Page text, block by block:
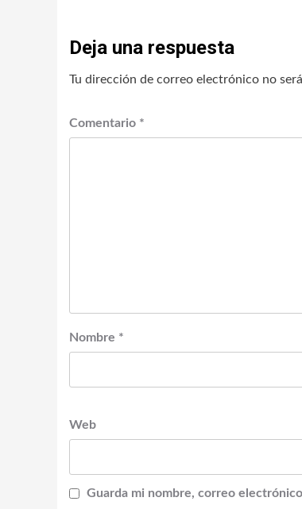
Deja una respuesta
Tu dirección de correo electrónico no
Comentario *
Nombre *
Web
Guarda mi nombre, correo